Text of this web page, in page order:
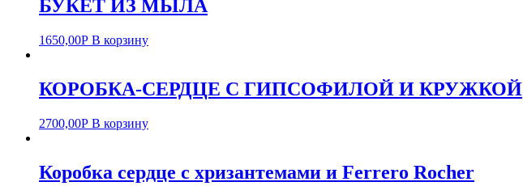
БУКЕТ ИЗ МЫЛА
1650,00Р В корзину
КОРОБКА-СЕРДЦЕ С ГИПСОФИЛОЙ И КРУЖКОЙ
2700,00Р В корзину
Коробка сердце с хризантемами и Ferrero Rocher